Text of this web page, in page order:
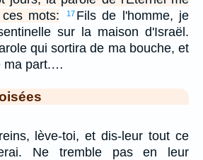
mots:
17 Fils de l'homme, je
sur la maison d'Israël.
qui sortira de ma bouche, et
ma part.…
lève-toi, et dis-leur tout ce
Ne tremble pas en leur